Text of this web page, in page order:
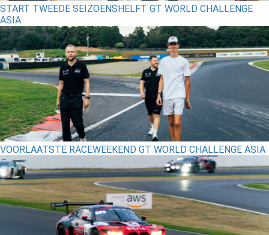
START TWEEDE SEIZOENSHELFT GT WORLD CHALLENGE
ASIA
VOORLAATSTE RACEWEEKEND GT WORLD CHALLENGE ASIA